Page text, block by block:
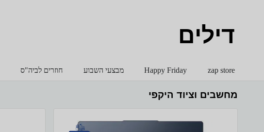
דילים
zap store
Happy Friday מבצעי השבוע חוזרים לביה"ס
מחשבים וציוד היקפי